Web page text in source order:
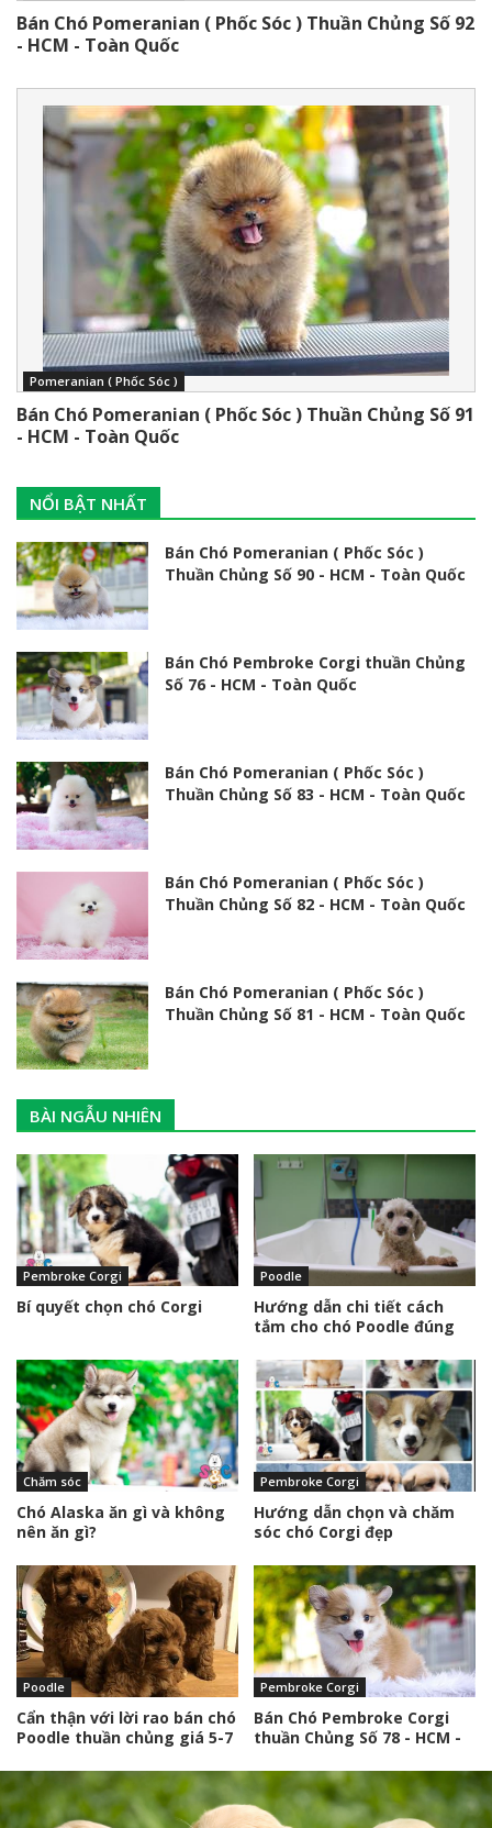
Bán Chó Pomeranian ( Phốc Sóc ) Thuần Chủng Số 92
- HCM - Toàn Quốc
Pomeranian ( Phốc Sóc )
Bán Chó Pomeranian ( Phốc Sóc ) Thuần Chủng Số 91
- HCM - Toàn Quốc
NỔI BẬT NHẤT
Bán Chó Pomeranian ( Phốc Sóc )
Thuần Chủng Số 90 - HCM - Toàn Quốc
Bán Chó Pembroke Corgi thuần Chủng
Số 76 - HCM - Toàn Quốc
Bán Chó Pomeranian ( Phốc Sóc )
Thuần Chủng Số 83 - HCM - Toàn Quốc
Bán Chó Pomeranian ( Phốc Sóc )
Thuần Chủng Số 82 - HCM - Toàn Quốc
Bán Chó Pomeranian ( Phốc Sóc )
Thuần Chủng Số 81 - HCM - Toàn Quốc
BÀI NGẪU NHIÊN
Pembroke Corgi
Bí quyết chọn chó Corgi
Poodle
Hướng dẫn chi tiết cách
tắm cho chó Poodle đúng
Chăm sóc
Chó Alaska ăn gì và không
nên ăn gì?
Pembroke Corgi
Hướng dẫn chọn và chăm
sóc chó Corgi đẹp
Poodle
Cẩn thận với lời rao bán chó
Poodle thuần chủng giá 5-7
Pembroke Corgi
Bán Chó Pembroke Corgi
thuần Chủng Số 78 - HCM -